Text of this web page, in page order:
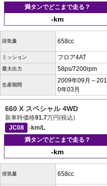
満タンでどこまで走る？
-km
排気量 658cc
ミッション フロア4AT
最大出力 58ps/7200rpm
生産期間
2009年09月～201
0年03月
660 X スペシャル 4WD
新車時価格91.7万円(税込)
JC08
-km/L
満タンでどこまで走る？
-km
排気量 658cc